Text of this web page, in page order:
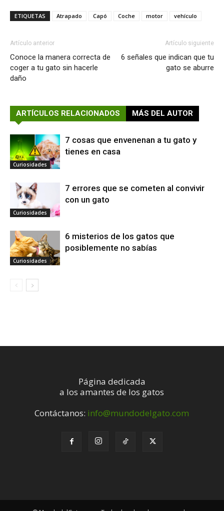
ETIQUETAS Atrapado Capó Coche motor vehículo
Artículo anterior
Conoce la manera correcta de
coger a tu gato sin hacerle
daño
Artículo siguiente
6 señales que indican que tu
gato se aburre
ARTÍCULOS RELACIONADOS MÁS DEL AUTOR
Curiosidades
7 cosas que envenenan a tu gato y
tienes en casa
Curiosidades
7 errores que se cometen al convivir
con un gato
Curiosidades
6 misterios de los gatos que
posiblemente no sabías
Página dedicada
a los amantes de los gatos
Contáctanos: info@mundodelgato.com